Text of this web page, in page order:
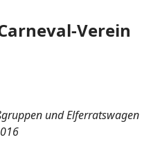
Verein
und Elferratswagen